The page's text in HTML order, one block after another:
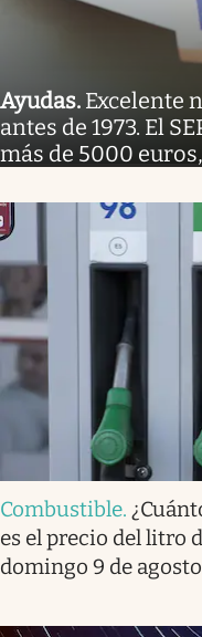
Ayudas. Excelente
antes de 1973. El
más de 5000
Combustible.
es el precio del litro
domingo 9 de agosto